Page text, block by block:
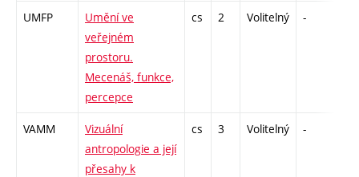
UMFP
Umění ve
veřejném
prostoru.
Mecenáš, funkce,
percepce
cs 2 Volitelný -
VAMM
Vizuální
antropologie a její
přesahy k
cs 3 Volitelný -